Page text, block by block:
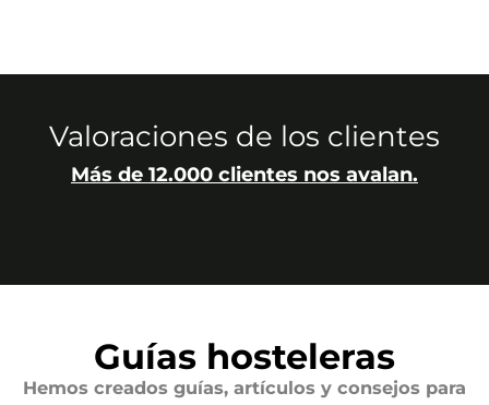
Valoraciones de los clientes
Más de 12.000 clientes nos avalan.
Guías hosteleras
Hemos creados guías, artículos y consejos para